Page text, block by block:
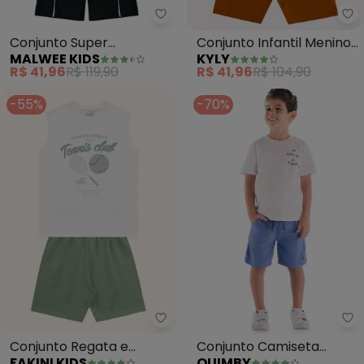
Malwee Kids - Conjunto Super
Conjunto Super
Campeão 10 (Branco)
MALWEE KIDS
R$ 41,96R$ 119,90
Conjunto Infantil Menino
Dinossauro (Branco)
KYLY
R$ 41,96R$ 104,90
-55%
Fakini Kids - Conjunto Regata
Conjunto Regata e
-70%
Conjunto Camiseta